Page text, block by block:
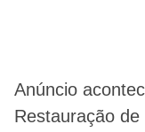
Anúncio
Restauração